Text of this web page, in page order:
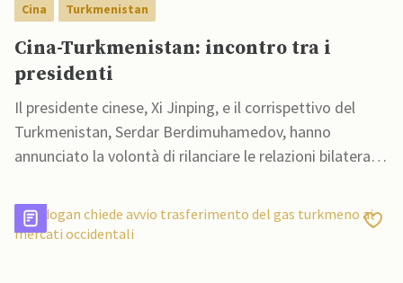
Cina Turkmenistan
Cina-Turkmenistan: incontro tra i
presidenti
Il presidente cinese, Xi Jinping, e il corrispettivo del
Turkmenistan, Serdar Berdimuhamedov, hanno
annunciato la volontà di rilanciare le relazioni bilaterali